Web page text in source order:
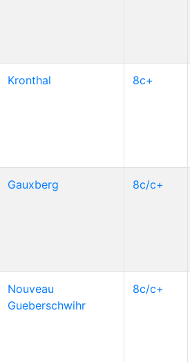
Kronthal 8c+
Gauxberg 8c/c+
Nouveau
Gueberschwihr
8c/c+